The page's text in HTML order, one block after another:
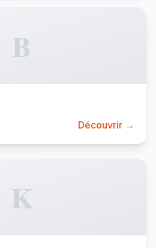
B
Découvrir →
K